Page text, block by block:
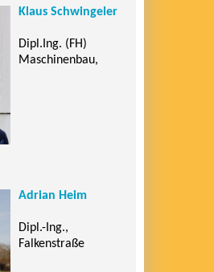
Klaus Schwingeler
Dipl.Ing. (FH)
Maschinenbau,
Adrian Heim
Dipl.-Ing.,
Falkenstraße